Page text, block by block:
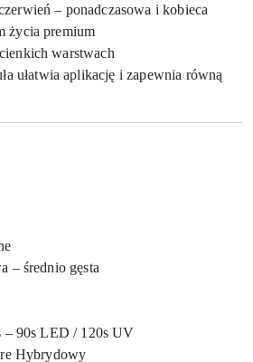
– ponadczasowa i kobieca
życia premium
warstwach
ułatwia aplikację i zapewnia równą
– średnio gęsta
– 90s LED / 120s UV
Hybrydowy